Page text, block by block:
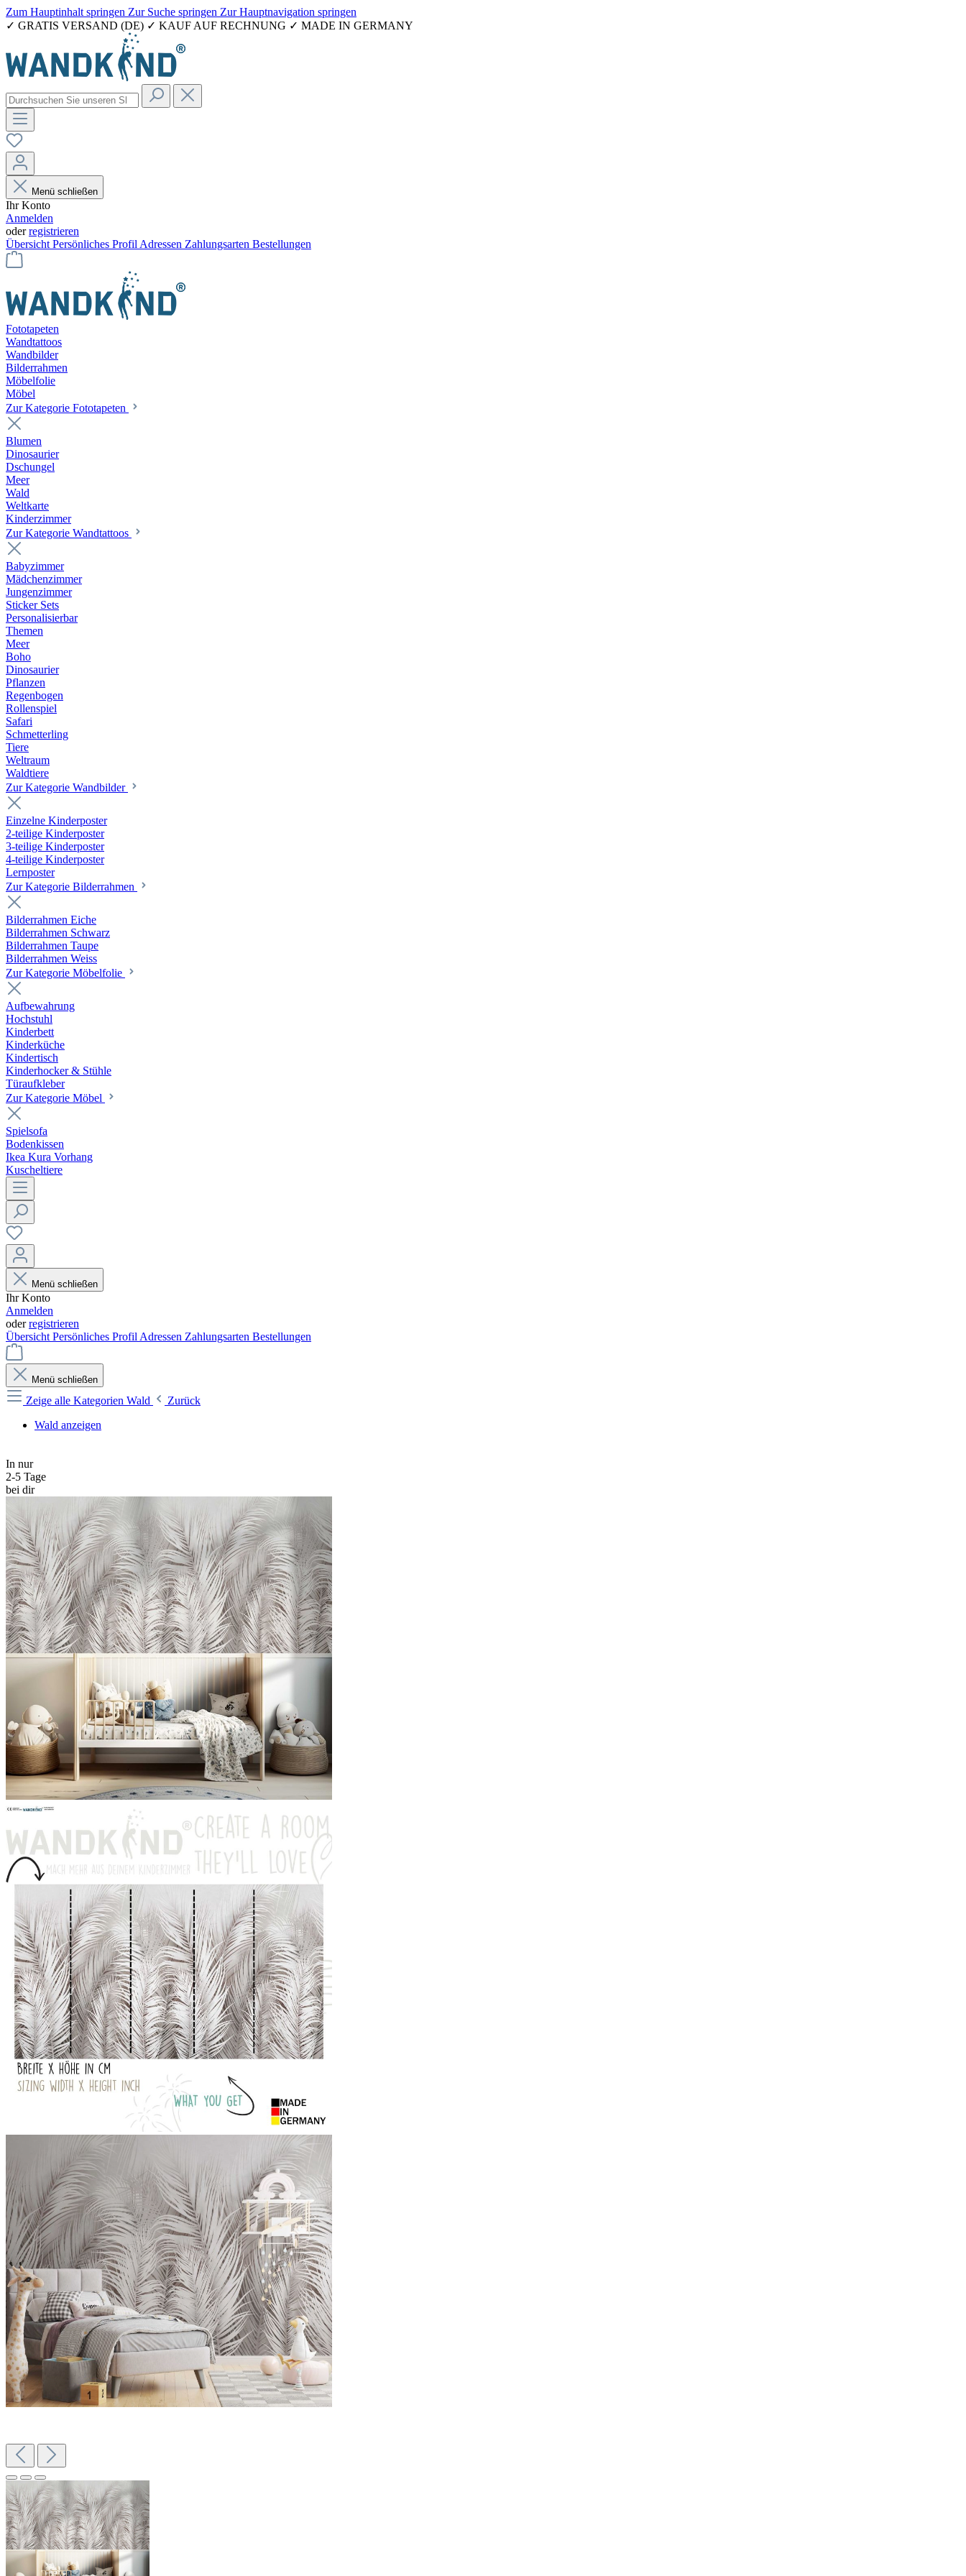
Zum Hauptinhalt springen Zur Suche springen Zur Hauptnavigation springen
✓ GRATIS VERSAND (DE) ✓ KAUF AUF RECHNUNG ✓ MADE IN GERMANY
Menü schließen
Ihr Konto
Anmelden
oderregistrieren
Übersicht Persönliches Profil Adressen Zahlungsarten Bestellungen
Fototapeten
Wandtattoos
Wandbilder
Bilderrahmen
Möbelfolie
Möbel
Zur Kategorie Fototapeten
Blumen
Dinosaurier
Dschungel
Meer
Wald
Weltkarte
Kinderzimmer
Zur Kategorie Wandtattoos
Babyzimmer
Mädchenzimmer
Jungenzimmer
Sticker Sets
Personalisierbar
Themen
Meer
Boho
Dinosaurier
Pflanzen
Regenbogen
Rollenspiel
Safari
Schmetterling
Tiere
Weltraum
Waldtiere
Zur Kategorie Wandbilder
Einzelne Kinderposter
2-teilige Kinderposter
3-teilige Kinderposter
4-teilige Kinderposter
Lernposter
Zur Kategorie Bilderrahmen
Bilderrahmen Eiche
Bilderrahmen Schwarz
Bilderrahmen Taupe
Bilderrahmen Weiss
Zur Kategorie Möbelfolie
Aufbewahrung
Hochstuhl
Kinderbett
Kinderküche
Kindertisch
Kinderhocker & Stühle
Türaufkleber
Zur Kategorie Möbel
Spielsofa
Bodenkissen
Ikea Kura Vorhang
Kuscheltiere
Menü schließen
Ihr Konto
Anmelden
oderregistrieren
Übersicht Persönliches Profil Adressen Zahlungsarten Bestellungen
Menü schließen
Zeige alle Kategorien Wald
Zurück
Wald anzeigen
In nur
2-5 Tage
bei dir